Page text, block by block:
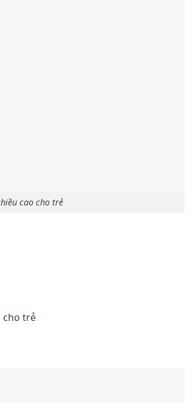
cao cho trẻ
cho trẻ